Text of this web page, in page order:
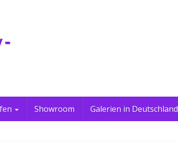
Showroom Galerien in Deutschland